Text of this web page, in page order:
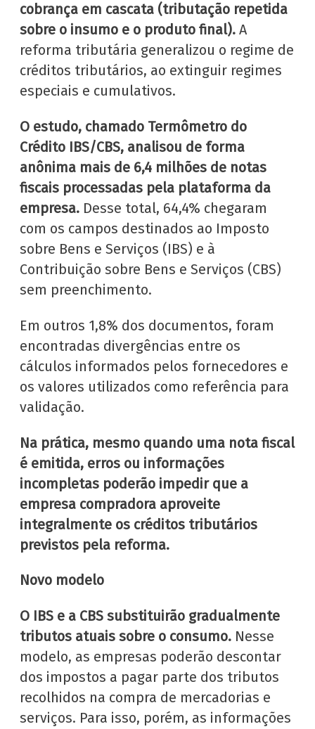
cobrança em cascata (tributação repetida
sobre o insumo e o produto final). A
reforma tributária generalizou o regime de
créditos tributários, ao extinguir regimes
especiais e cumulativos.
O estudo, chamado Termômetro do
Crédito IBS/CBS, analisou de forma
anônima mais de 6,4 milhões de notas
fiscais processadas pela plataforma da
empresa. Desse total, 64,4% chegaram
com os campos destinados ao Imposto
sobre Bens e Serviços (IBS) e à
Contribuição sobre Bens e Serviços (CBS)
sem preenchimento.
Em outros 1,8% dos documentos, foram
encontradas divergências entre os
cálculos informados pelos fornecedores e
os valores utilizados como referência para
validação.
Na prática, mesmo quando uma nota fiscal
é emitida, erros ou informações
incompletas poderão impedir que a
empresa compradora aproveite
integralmente os créditos tributários
previstos pela reforma.
Novo modelo
O IBS e a CBS substituirão gradualmente
tributos atuais sobre o consumo. Nesse
modelo, as empresas poderão descontar
dos impostos a pagar parte dos tributos
recolhidos na compra de mercadorias e
serviços. Para isso, porém, as informações